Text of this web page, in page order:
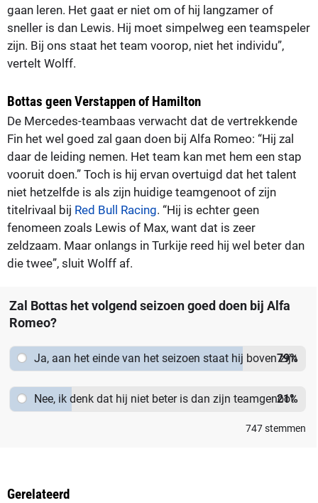
gaan leren. Het gaat er niet om of hij langzamer of
sneller is dan Lewis. Hij moet simpelweg een teamspeler
zijn. Bij ons staat het team voorop, niet het individu”,
vertelt Wolff.
Bottas geen Verstappen of Hamilton
De Mercedes-teambaas verwacht dat de vertrekkende
Fin het wel goed zal gaan doen bij Alfa Romeo: “Hij zal
daar de leiding nemen. Het team kan met hem een stap
vooruit doen.” Toch is hij ervan overtuigd dat het talent
niet hetzelfde is als zijn huidige teamgenoot of zijn
titelrivaal bij Red Bull Racing. “Hij is echter geen
fenomeen zoals Lewis of Max, want dat is zeer
zeldzaam. Maar onlangs in Turkije reed hij wel beter dan
die twee”, sluit Wolff af.
Zal Bottas het volgend seizoen goed doen bij Alfa
Romeo?
Ja, aan het einde van het seizoen staat hij boven zijn
79%
Nee, ik denk dat hij niet beter is dan zijn teamgenoot
21%
747stemmen
Gerelateerd